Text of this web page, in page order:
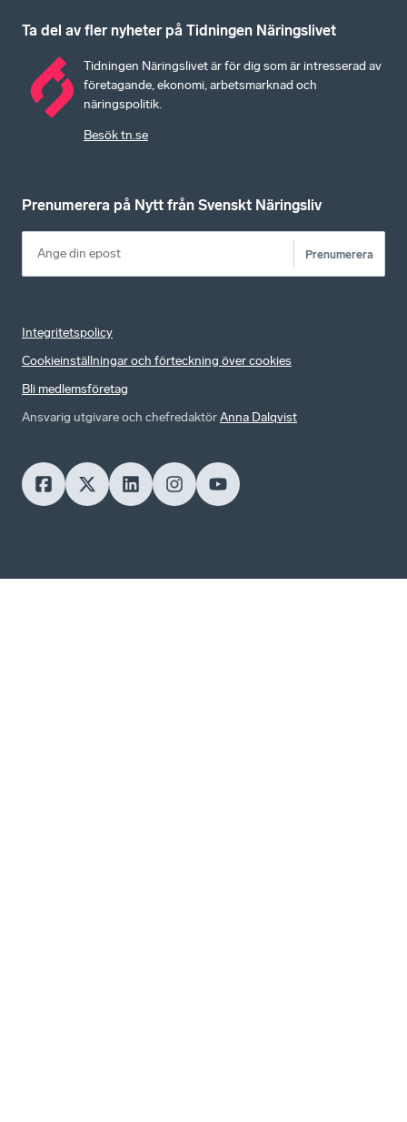
Ta del av fler nyheter på Tidningen Näringslivet
Tidningen Näringslivet är för dig som är intresserad av
företagande, ekonomi, arbetsmarknad och
näringspolitik.
Besök tn.se
Prenumerera på Nytt från Svenskt Näringsliv
Prenumerera
Integritetspolicy
Cookieinställningar och förteckning över cookies
Bli medlemsföretag
Ansvarig utgivare och chefredaktörAnna Dalqvist